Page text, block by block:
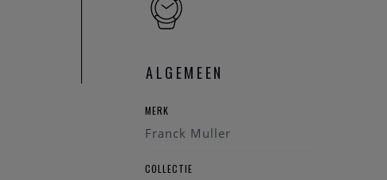
ALGEMEEN
MERK
Franck Muller
COLLECTIE